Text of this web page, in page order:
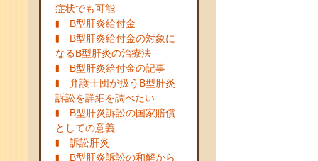
症状でも可能
B型肝炎給付金
B型肝炎給付金の対象に
なるB型肝炎の治療法
B型肝炎給付金の記事
弁護士団が扱うB型肝炎
訴訟を詳細を調べたい
B型肝炎訴訟の国家賠償
としての意義
訴訟肝炎
B型肝炎訴訟の和解から